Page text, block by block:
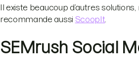
Il existe beaucoup d’autres
recommande aussi ScoopIt
SEMrush Social